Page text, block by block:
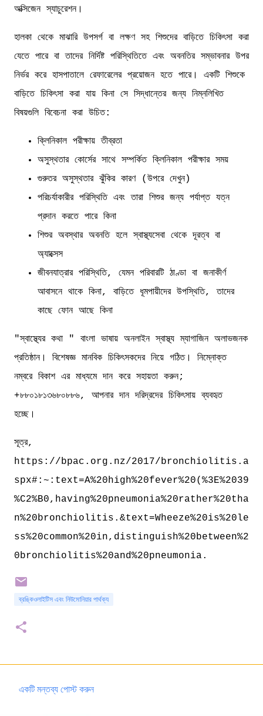
অক্সিজেন স্যাচুরেশন।
হালকা থেকে মাঝারি উপসর্গ বা লক্ষণ সহ শিশুদের বাড়িতে চিকিৎসা করা
যেতে পারে বা তাদের নির্দিষ্ট পরিস্থিতিতে এবং অবনতির সম্ভাবনার উপর
নির্ভর করে হাসপাতালে রেফারেলের প্রয়োজন হতে পারে। একটি শিশুকে
বাড়িতে চিকিৎসা করা যায় কিনা সে সিদ্ধান্তের জন্য নিম্নলিখিত
বিষয়গুলি বিবেচনা করা উচিত:
ক্লিনিকাল পরীক্ষায় তীব্রতা
অসুস্থতার কোর্সের সাথে সম্পর্কিত ক্লিনিকাল পরীক্ষার সময়
গুরুতর অসুস্থতার ঝুঁকির কারণ (উপরে দেখুন)
পরিচর্যাকারীর পরিস্থিতি এবং তারা শিশুর জন্য পর্যাপ্ত যত্ন
প্রদান করতে পারে কিনা
শিশুর অবস্থার অবনতি হলে স্বাস্থ্যসেবা থেকে দূরত্ব বা
অ্যাক্সেস
জীবনযাত্রার পরিস্থিতি, যেমন পরিবারটি ঠাণ্ডা বা জনাকীর্ণ
আবাসনে থাকে কিনা, বাড়িতে ধূমপায়ীদের উপস্থিতি, তাদের
কাছে ফোন আছে কিনা
"স্বাস্থ্যের কথা " বাংলা ভাষায় অনলাইন স্বাস্থ্য ম্যাগাজিন অলাভজনক
প্রতিষ্ঠান। বিশেষজ্ঞ মানবিক চিকিৎসকদের নিয়ে গঠিত। নিম্নোক্ত
নম্বরে বিকাশ এর মাধ্যমে দান করে সহায়তা করুন;
+৮৮০১৮১৩৬৮০৮৮৬, আপনার দান দরিদ্রদের চিকিৎসায় ব্যবহৃত
হচ্ছে।
সূত্র,
https://bpac.org.nz/2017/bronchiolitis.a
spx#:~:text=A%20high%20fever%20(%3E%2039
%C2%B0,having%20pneumonia%20rather%20tha
n%20bronchiolitis.&text=Wheeze%20is%20le
ss%20common%20in,distinguish%20between%2
0bronchiolitis%20and%20pneumonia.
ব্রঙ্কিওলাইটিস এবং নিউমোনিয়ার পার্থক্য
একটি মন্তব্য পোস্ট করুন